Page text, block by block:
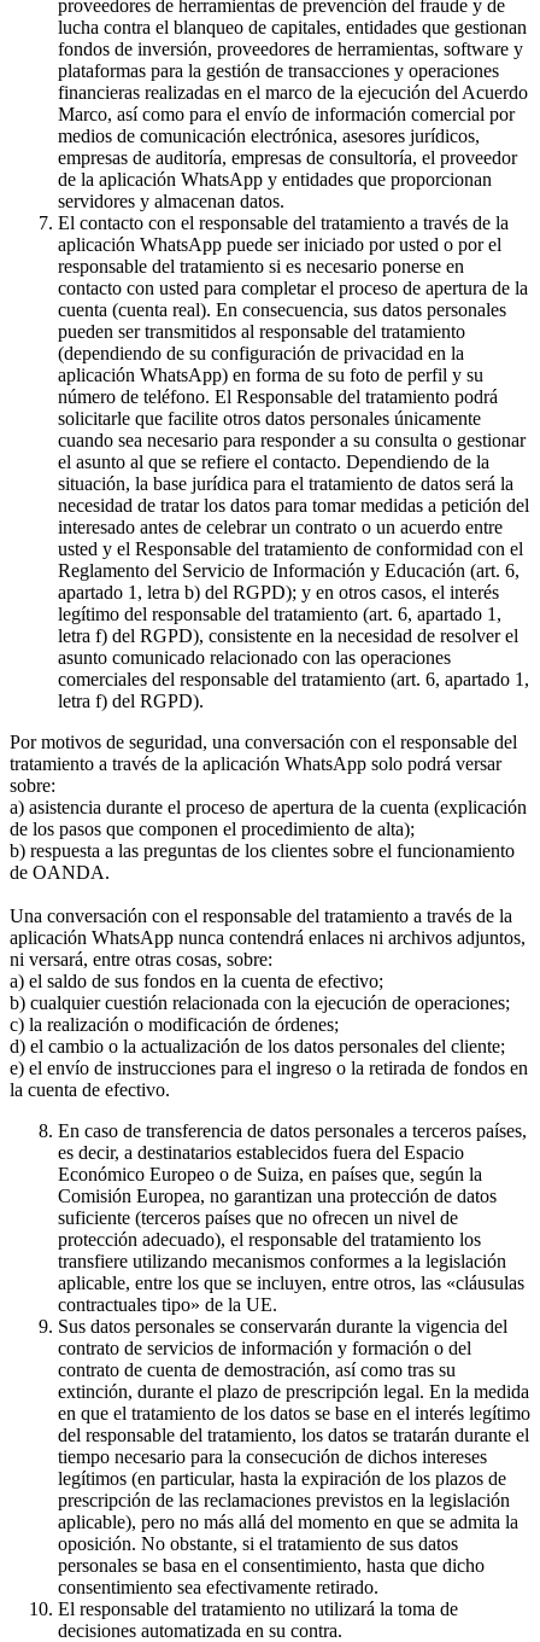
proveedores de herramientas de prevención del fraude y de
lucha contra el blanqueo de capitales, entidades que gestionan
fondos de inversión, proveedores de herramientas, software y
plataformas para la gestión de transacciones y operaciones
financieras realizadas en el marco de la ejecución del Acuerdo
Marco, así como para el envío de información comercial por
medios de comunicación electrónica, asesores jurídicos,
empresas de auditoría, empresas de consultoría, el proveedor
de la aplicación WhatsApp y entidades que proporcionan
servidores y almacenan datos.
El contacto con el responsable del tratamiento a través de la
aplicación WhatsApp puede ser iniciado por usted o por el
responsable del tratamiento si es necesario ponerse en
contacto con usted para completar el proceso de apertura de la
cuenta (cuenta real). En consecuencia, sus datos personales
pueden ser transmitidos al responsable del tratamiento
(dependiendo de su configuración de privacidad en la
aplicación WhatsApp) en forma de su foto de perfil y su
número de teléfono. El Responsable del tratamiento podrá
solicitarle que facilite otros datos personales únicamente
cuando sea necesario para responder a su consulta o gestionar
el asunto al que se refiere el contacto. Dependiendo de la
situación, la base jurídica para el tratamiento de datos será la
necesidad de tratar los datos para tomar medidas a petición del
interesado antes de celebrar un contrato o un acuerdo entre
usted y el Responsable del tratamiento de conformidad con el
Reglamento del Servicio de Información y Educación (art. 6,
apartado 1, letra b) del RGPD); y en otros casos, el interés
legítimo del responsable del tratamiento (art. 6, apartado 1,
letra f) del RGPD), consistente en la necesidad de resolver el
asunto comunicado relacionado con las operaciones
comerciales del responsable del tratamiento (art. 6, apartado 1,
letra f) del RGPD).
Por motivos de seguridad, una conversación con el responsable del
tratamiento a través de la aplicación WhatsApp solo podrá versar
sobre:
a) asistencia durante el proceso de apertura de la cuenta (explicación
de los pasos que componen el procedimiento de alta);
b) respuesta a las preguntas de los clientes sobre el funcionamiento
de OANDA.
Una conversación con el responsable del tratamiento a través de la
aplicación WhatsApp nunca contendrá enlaces ni archivos adjuntos,
ni versará, entre otras cosas, sobre:
a) el saldo de sus fondos en la cuenta de efectivo;
b) cualquier cuestión relacionada con la ejecución de operaciones;
c) la realización o modificación de órdenes;
d) el cambio o la actualización de los datos personales del cliente;
e) el envío de instrucciones para el ingreso o la retirada de fondos en
la cuenta de efectivo.
En caso de transferencia de datos personales a terceros países,
es decir, a destinatarios establecidos fuera del Espacio
Económico Europeo o de Suiza, en países que, según la
Comisión Europea, no garantizan una protección de datos
suficiente (terceros países que no ofrecen un nivel de
protección adecuado), el responsable del tratamiento los
transfiere utilizando mecanismos conformes a la legislación
aplicable, entre los que se incluyen, entre otros, las «cláusulas
contractuales tipo» de la UE.
Sus datos personales se conservarán durante la vigencia del
contrato de servicios de información y formación o del
contrato de cuenta de demostración, así como tras su
extinción, durante el plazo de prescripción legal. En la medida
en que el tratamiento de los datos se base en el interés legítimo
del responsable del tratamiento, los datos se tratarán durante el
tiempo necesario para la consecución de dichos intereses
legítimos (en particular, hasta la expiración de los plazos de
prescripción de las reclamaciones previstos en la legislación
aplicable), pero no más allá del momento en que se admita la
oposición. No obstante, si el tratamiento de sus datos
personales se basa en el consentimiento, hasta que dicho
consentimiento sea efectivamente retirado.
El responsable del tratamiento no utilizará la toma de
decisiones automatizada en su contra.